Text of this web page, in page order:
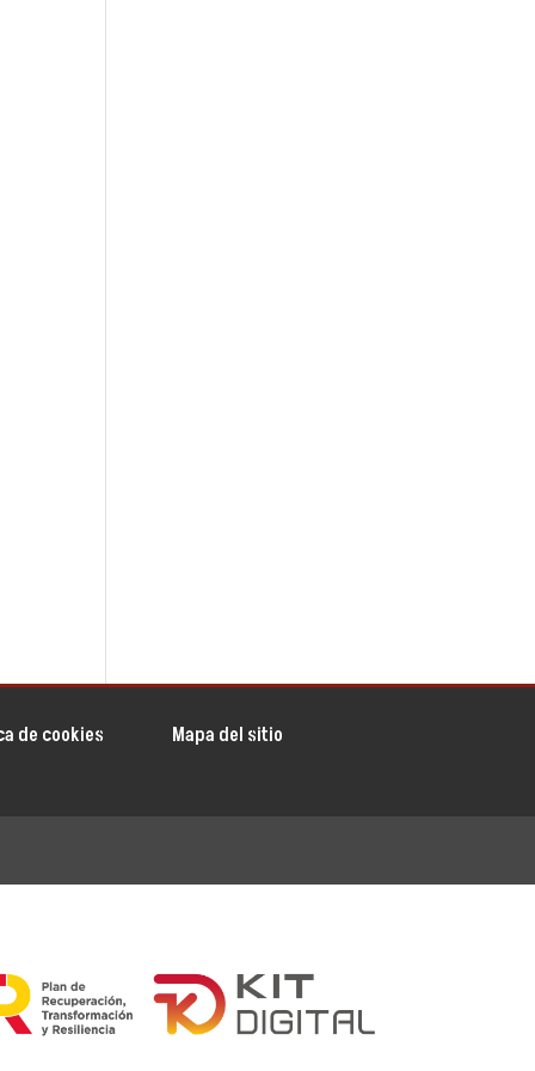
de cookies Mapa del sitio